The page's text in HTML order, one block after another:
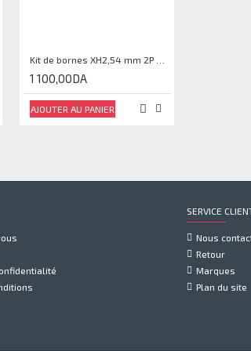
1 100,00DA
AJOUTER AU PANIER
SERVICE
Nous
Retour
Marques
Plan du site